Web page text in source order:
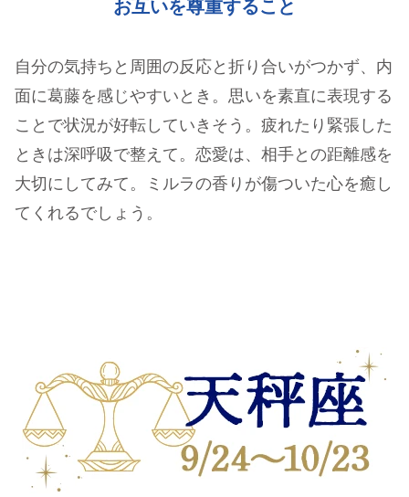
お互いを尊重すること
自分の気持ちと周囲の反応と折り合いがつかず、内
面に葛藤を感じやすいとき。思いを素直に表現する
ことで状況が好転していきそう。疲れたり緊張した
ときは深呼吸で整えて。恋愛は、相手との距離感を
大切にしてみて。ミルラの香りが傷ついた心を癒し
てくれるでしょう。